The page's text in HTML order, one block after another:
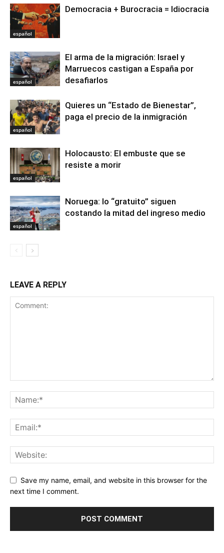
español
Democracia + Burocracia = Idiocracia
español
El arma de la migración: Israel y
Marruecos castigan a España por
desafiarlos
español
Quieres un “Estado de Bienestar”,
paga el precio de la inmigración
español
Holocausto: El embuste que se
resiste a morir
español
Noruega: lo “gratuito” siguen
costando la mitad del ingreso medio
LEAVE A REPLY
Save my name, email, and website in this browser for the
next time I comment.